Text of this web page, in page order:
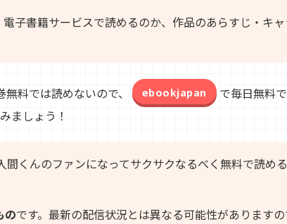
子書籍サービスで読めるのか、作品のあらすじ・キ
料では読めないので、 ebookjapan
で毎日無料
ましょう！
間くんのファンになってサクサクなるべく無料で読め
のです。最新の配信状況とは異なる可能性があります